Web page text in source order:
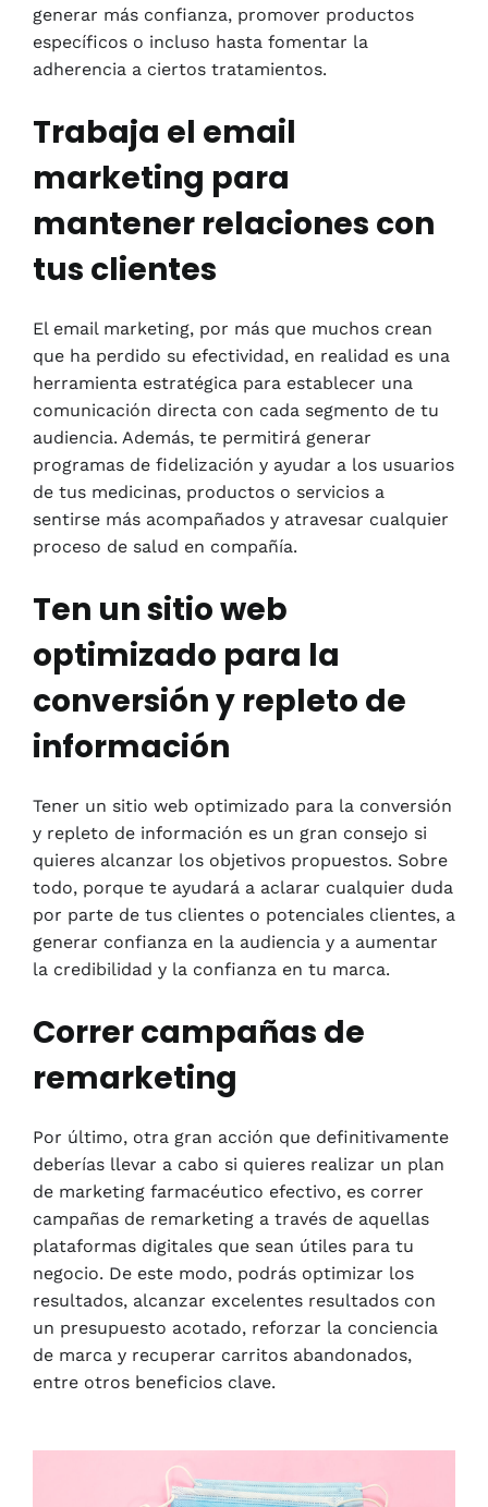
generar más confianza, promover productos
específicos o incluso hasta fomentar la
adherencia a ciertos tratamientos.
Trabaja el email
marketing para
mantener relaciones con
tus clientes
El email marketing, por más que muchos crean
que ha perdido su efectividad, en realidad es una
herramienta estratégica para establecer una
comunicación directa con cada segmento de tu
audiencia. Además, te permitirá generar
programas de fidelización y ayudar a los usuarios
de tus medicinas, productos o servicios a
sentirse más acompañados y atravesar cualquier
proceso de salud en compañía.
Ten un sitio web
optimizado para la
conversión y repleto de
información
Tener un sitio web optimizado para la conversión
y repleto de información es un gran consejo si
quieres alcanzar los objetivos propuestos. Sobre
todo, porque te ayudará a aclarar cualquier duda
por parte de tus clientes o potenciales clientes, a
generar confianza en la audiencia y a aumentar
la credibilidad y la confianza en tu marca.
Correr campañas de
remarketing
Por último, otra gran acción que definitivamente
deberías llevar a cabo si quieres realizar un plan
de marketing farmacéutico efectivo, es correr
campañas de remarketing a través de aquellas
plataformas digitales que sean útiles para tu
negocio. De este modo, podrás optimizar los
resultados, alcanzar excelentes resultados con
un presupuesto acotado, reforzar la conciencia
de marca y recuperar carritos abandonados,
entre otros beneficios clave.